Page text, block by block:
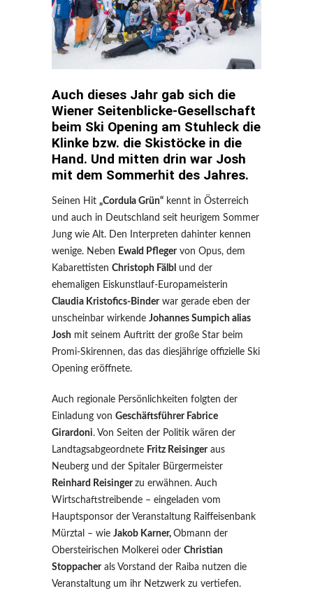
Auch dieses Jahr gab sich die
Wiener Seitenblicke-Gesellschaft
beim Ski Opening am Stuhleck die
Klinke bzw. die Skistöcke in die
Hand. Und mitten drin war Josh
mit dem Sommerhit des Jahres.
Seinen Hit „Cordula Grün“ kennt in Österreich
und auch in Deutschland seit heurigem Sommer
Jung wie Alt. Den Interpreten dahinter kennen
wenige. Neben Ewald Pflegervon Opus, dem
Kabarettisten Christoph Fälbl und der
ehemaligen Eiskunstlauf-Europameisterin
Claudia Kristofics-Binderwar gerade eben der
unscheinbar wirkende Johannes Sumpich alias
Josh mit seinem Auftritt der große Star beim
Promi-Skirennen, das das diesjährige offizielle Ski
Opening eröffnete.
Auch regionale Persönlichkeiten folgten der
Einladung von Geschäftsführer Fabrice
Girardoni. Von Seiten der Politik wären der
Landtagsabgeordnete Fritz Reisingeraus
Neuberg und der Spitaler Bürgermeister
Reinhard Reisingerzu erwähnen. Auch
Wirtschaftstreibende – eingeladen vom
Hauptsponsor der Veranstaltung Raiffeisenbank
Mürztal – wie Jakob Karner, Obmann der
Obersteirischen Molkerei oder Christian
Stoppacherals Vorstand der Raiba nutzen die
Veranstaltung um ihr Netzwerk zu vertiefen.